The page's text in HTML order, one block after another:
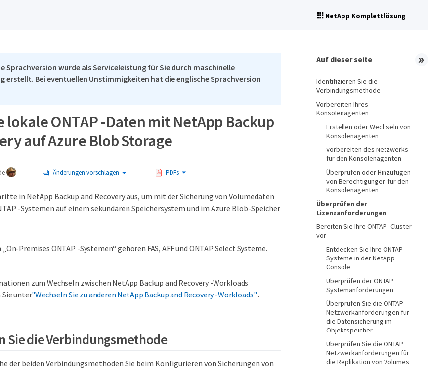
NetApp Komplettlösung
Sprachversion wurde als Serviceleistung für Sie durch maschinelle
erstellt. Bei eventuellen Unstimmigkeiten hat die englische Sprachversion
lokale ONTAP -Daten mit NetApp Backup
auf Azure Blob Storage
Änderungen vorschlagen PDFs
in NetApp Backup and Recovery aus, um mit der Sicherung von Volumedaten
-Systemen auf einem sekundären Speichersystem und im Azure Blob-Speicher
„On-Premises ONTAP -Systemen“ gehören FAS, AFF und ONTAP Select Systeme.
zum Wechseln zwischen NetApp Backup and Recovery -Workloads
Sie unter"Wechseln Sie zu anderen NetApp Backup and Recovery -Workloads".
Sie die Verbindungsmethode
der beiden Verbindungsmethoden Sie beim Konfigurieren von Sicherungen von
Auf dieser seite
Identifizieren Sie die
Verbindungsmethode
Vorbereiten Ihres
Konsolenagenten
Erstellen oder Wechseln von
Konsolenagenten
Vorbereiten des Netzwerks
für den Konsolenagenten
Überprüfen oder Hinzufügen
von Berechtigungen für den
Konsolenagenten
Überprüfen der
Lizenzanforderungen
Bereiten Sie Ihre ONTAP -Cluster
vor
Entdecken Sie Ihre ONTAP -
Systeme in der NetApp
Console
Überprüfen der ONTAP
Systemanforderungen
Überprüfen Sie die ONTAP
Netzwerkanforderungen für
die Datensicherung im
Objektspeicher
Überprüfen Sie die ONTAP
Netzwerkanforderungen für
die Replikation von Volumes